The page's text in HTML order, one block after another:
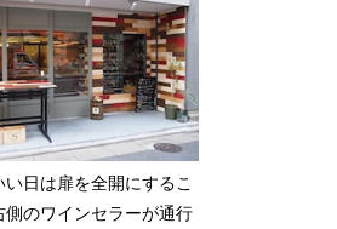
い日は扉を全開にするこ
側のワインセラーが通行